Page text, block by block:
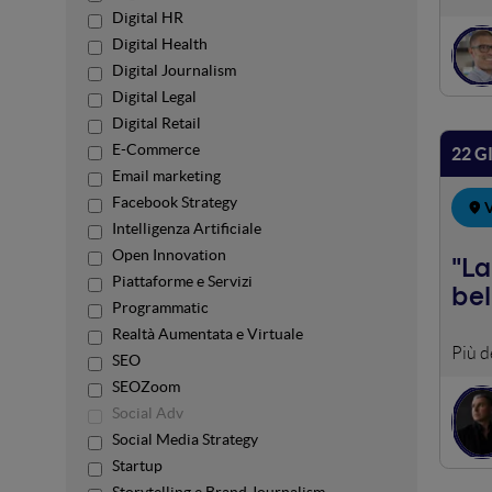
Digital HR
Digital Health
Digital Journalism
Digital Legal
Digital Retail
E-Commerce
Email marketing
Facebook Strategy
Intelligenza Artificiale
Open Innovation
Piattaforme e Servizi
Programmatic
Realtà Aumentata e Virtuale
SEO
SEOZoom
Social Adv
Social Media Strategy
Startup
22